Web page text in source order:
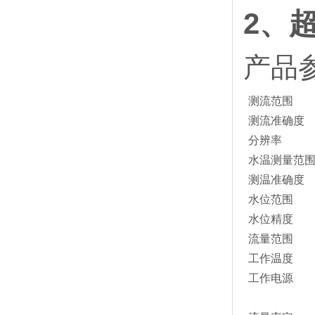
2、
产品
测流范围
测流准确度
分辨率
水温测量范围
测温准确度
水位范围
水位精度
流量范围
工作温度
工作电源